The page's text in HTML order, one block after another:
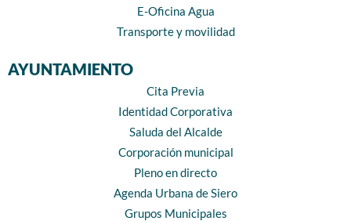
E-Oficina Agua
Transporte y movilidad
AYUNTAMIENTO
Cita Previa
Identidad Corporativa
Saluda del Alcalde
Corporación municipal
Pleno en directo
Agenda Urbana de Siero
Grupos Municipales